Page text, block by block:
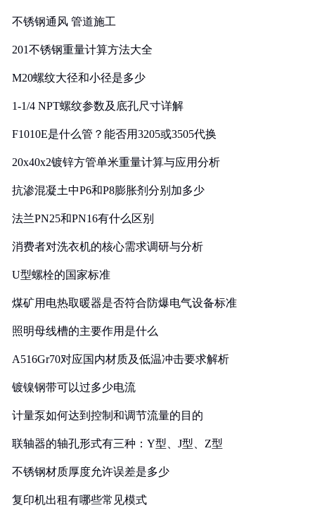
不锈钢通风 管道施工
201不锈钢重量计算方法大全
M20螺纹大径和小径是多少
1-1/4 NPT螺纹参数及底孔尺寸详解
F1010E是什么管？能否用3205或3505代换
20x40x2镀锌方管单米重量计算与应用分析
抗渗混凝土中P6和P8膨胀剂分别加多少
法兰PN25和PN16有什么区别
消费者对洗衣机的核心需求调研与分析
U型螺栓的国家标准
煤矿用电热取暖器是否符合防爆电气设备标准
照明母线槽的主要作用是什么
A516Gr70对应国内材质及低温冲击要求解析
镀镍钢带可以过多少电流
计量泵如何达到控制和调节流量的目的
联轴器的轴孔形式有三种：Y型、J型、Z型
不锈钢材质厚度允许误差是多少
复印机出租有哪些常见模式